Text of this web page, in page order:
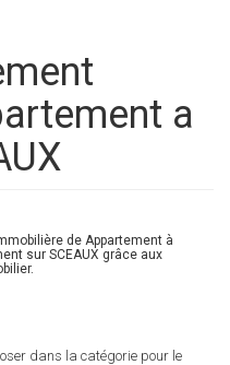
a
de Appartement à
sur SCEAUX grâce aux
dans la catégorie pour le